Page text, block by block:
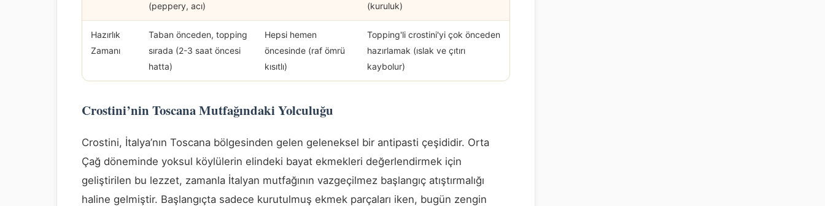
(peppery, acı)
(kuruluk)
Hazırlık
Zamanı
Taban önceden, topping
sırada (2-3 saat öncesi
hatta)
Hepsi hemen
öncesinde (raf ömrü
kısıtlı)
Topping'li crostini'yi çok önceden
hazırlamak (ıslak ve çıtırı
kaybolur)
Crostini’nin Toscana Mutfağındaki Yolculuğu
Crostini, İtalya’nın Toscana bölgesinden gelen geleneksel bir antipasti çeşididir. Orta
Çağ döneminde yoksul köylülerin elindeki bayat ekmekleri değerlendirmek için
geliştirilen bu lezzet, zamanla İtalyan mutfağının vazgeçilmez başlangıç atıştırmalığı
haline gelmiştir. Başlangıçta sadece kurutulmuş ekmek parçaları iken, bugün zengin